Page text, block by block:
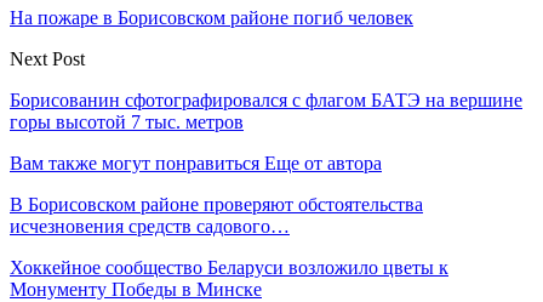
На пожаре в Борисовском районе погиб человек
Next Post
Борисованин сфотографировался с флагом БАТЭ на вершине
горы высотой 7 тыс. метров
Вам также могут понравиться Еще от автора
В Борисовском районе проверяют обстоятельства
исчезновения средств садового…
Хоккейное сообщество Беларуси возложило цветы к
Монументу Победы в Минске